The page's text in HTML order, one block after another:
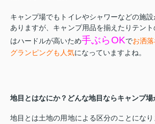
キャンプ場でもトイレやシャワーなどの施
ありますが、キャンプ用品を揃えたりテン
はハードルが高いため手ぶらOKでお洒
グランピングも人気になっていますよね。
地目とはなにか？どんな地目ならキャンプ場
地目とは土地の用地による区分のことにな